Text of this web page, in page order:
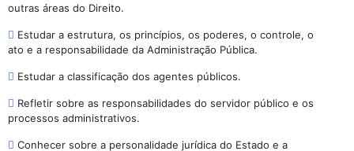
outras áreas do Direito.
Estudar a estrutura, os princípios, os poderes, o controle, o
ato e a responsabilidade da Administração Pública.
Estudar a classificação dos agentes públicos.
Refletir sobre as responsabilidades do servidor público e os
processos administrativos.
Conhecer sobre a personalidade jurídica do Estado e a